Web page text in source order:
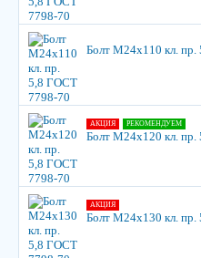
Болт М24х110 кл.
АКЦИЯ РЕКОМЕНДУЕМ
Болт М24х120 кл.
АКЦИЯ
Болт М24х130 кл.